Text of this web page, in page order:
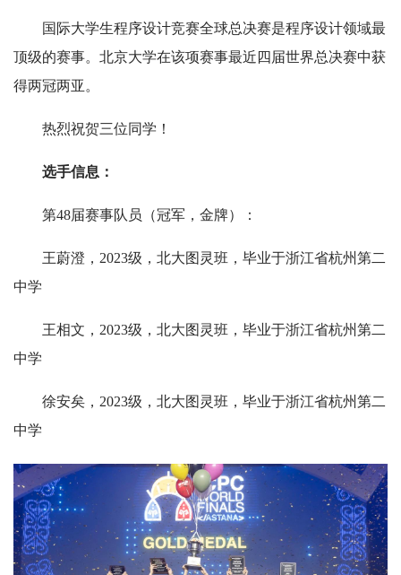
国际大学生程序设计竞赛全球总决赛是程序设计领域最
顶级的赛事。北京大学在该项赛事最近四届世界总决赛中获
得两冠两亚。
热烈祝贺三位同学！
选手信息：
第48届赛事队员（冠军，金牌）：
王蔚澄，2023级，北大图灵班，毕业于浙江省杭州第二
中学
王相文，2023级，北大图灵班，毕业于浙江省杭州第二
中学
徐安矣，2023级，北大图灵班，毕业于浙江省杭州第二
中学